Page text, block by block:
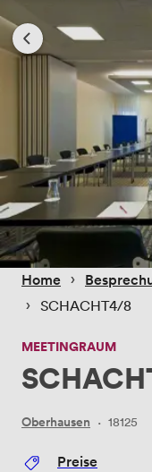
Home ›
› SCHACHT4/8
MEETINGRAUM
Oberhausen · 18125
Preise